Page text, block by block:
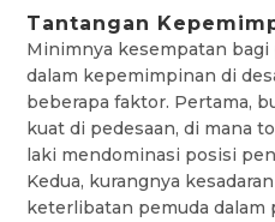
Tantangan
Minimnya kesempatan
dalam kepemimpinan di
beberapa faktor. Pertama,
kuat di pedesaan, di mana
laki mendominasi posisi
Kedua, kurangnya
keterlibatan pemuda dalam